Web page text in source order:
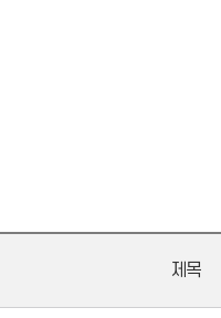
제목